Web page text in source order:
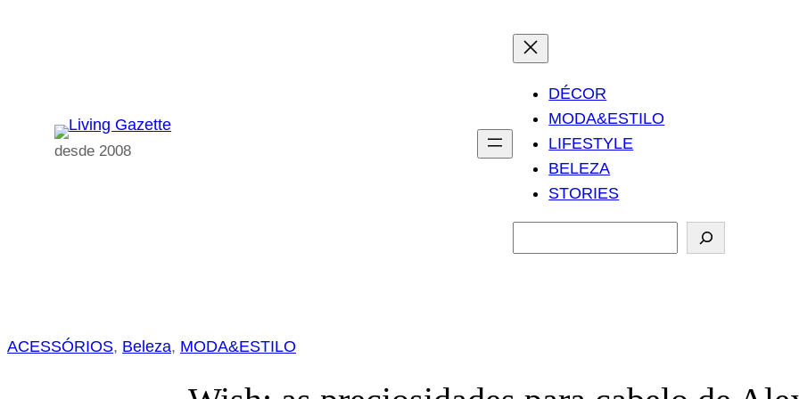
desde 2008
DÉCOR
MODA&ESTILO
LIFESTYLE
BELEZA
STORIES
e
ACESSÓRIOS, Beleza, MODA&ESTILO